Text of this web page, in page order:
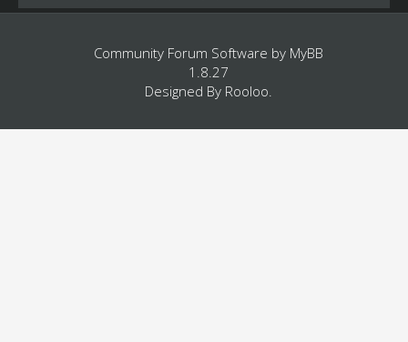
Community Forum Software by MyBB
1.8.27
Designed By Rooloo.